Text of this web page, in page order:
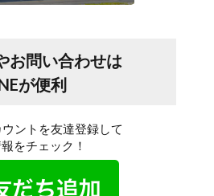
お問い合わせは
が便利
ントを友達登録して
をチェック！